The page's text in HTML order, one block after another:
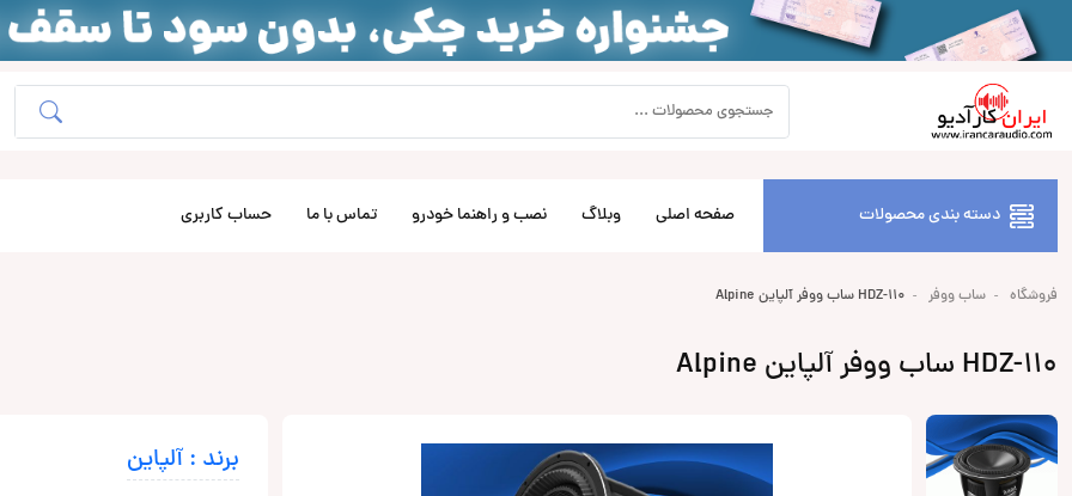
دسته بندی محصولات صفحه اصلی وبلاگ نصب و راهنما خودرو تماس با ما حساب کاربری
فروشگاه ساب ووفر HDZ-110 ساب ووفر آلپاین Alpine
HDZ-110 ساب ووفر آلپاین Alpine
برند : آلپاین